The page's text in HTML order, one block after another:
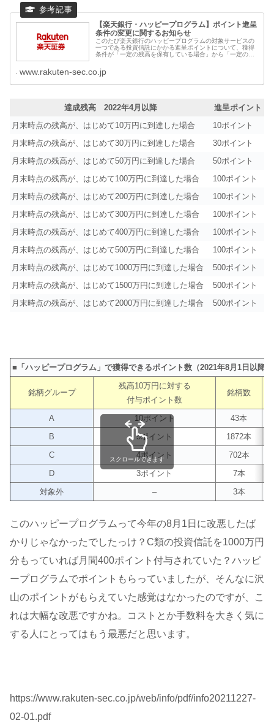
【楽天銀行・ハッピープログラム】ポイント進呈
条件の変更に関するお知らせ
このたび楽天銀行のハッピープログラムの対象サービスの
一つである投資信託にかかる進呈ポイントについて、獲得
条件が「一定の残高を保有している場合」から「一定の残
絡いたします。
www.rakuten-sec.co.jp
達成残高 2022年4月以降
進呈ポイント
月末時点の残高が、はじめて10万円 に到達した場合
10ポイント
月末時点の残高が、はじめて30万円 に到達した場合
30ポイント
月末時点の残高が、はじめて50万円 に到達した場合
50ポイント
月末時点の残高が、はじめて100万円 に到達した場合
100ポイント
月末時点の残高が、はじめて200万円 に到達した場合
100ポイント
月末時点の残高が、はじめて300万円 に到達した場合
100ポイント
月末時点の残高が、はじめて400万円 に到達した場合
100ポイント
月末時点の残高が、はじめて500万円 に到達した場合
100ポイント
月末時点の残高が、はじめて1000万円 に到達した場合
500ポイント
月末時点の残高が、はじめて1500万円 に到達した場合
500ポイント
月末時点の残高が、はじめて2000万円 に到達した場合 500ポイント
■「ハッピープログラム」で獲得できるポイント数（2021年8月1日以
銘柄グループ
残高10万円に対する
付与ポイント数
銘柄数
A 10ポイント
43本
B
5ポイント
1872本
C
4ポイント
702本
D
3ポイント
7本
対象外
– 3本
スクロールできます
このハッピープログラムって今年の8月1日に改悪したば
かりじゃなかったでしたっけ？C類の投資信託を1000万円
分もっていれば月間400ポイント付与されていた？ハッピ
ープログラムでポイントもらっていましたが、そんなに沢
山のポイントがもらえていた感覚はなかったのですが、こ
れは大幅な改悪ですかね。コストとか手数料を大きく気に
する人にとってはもう最悪だと思います。
https://www.rakuten-sec.co.jp/web/info/pdf/info20211227-
02-01.pdf